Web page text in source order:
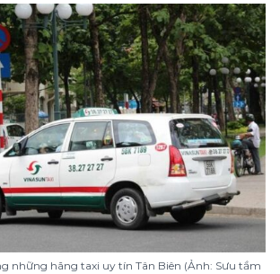
những hãng taxi uy tín Tân Biên (Ảnh: Sưu tầm